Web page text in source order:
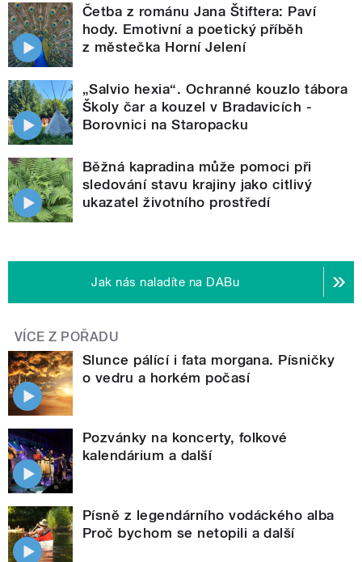
Četba z románu Jana Štiftera: Paví
hody. Emotivní a poetický příběh
z městečka Horní Jelení
„Salvio hexia“. Ochranné kouzlo tábora
Školy čar a kouzel v Bradavicích -
Borovnici na Staropacku
Běžná kapradina může pomoci při
sledování stavu krajiny jako citlivý
ukazatel životního prostředí
Jak nás naladíte na DABu
VÍCE Z POŘADU
Slunce pálící i fata morgana. Písničky
o vedru a horkém počasí
Pozvánky na koncerty, folkové
kalendárium a další
Písně z legendárního vodáckého alba
Proč bychom se netopili a další